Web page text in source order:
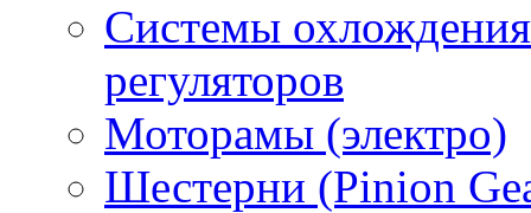
Системы охлождения
регуляторов
Моторамы (электро)
Шестерни (Pinion